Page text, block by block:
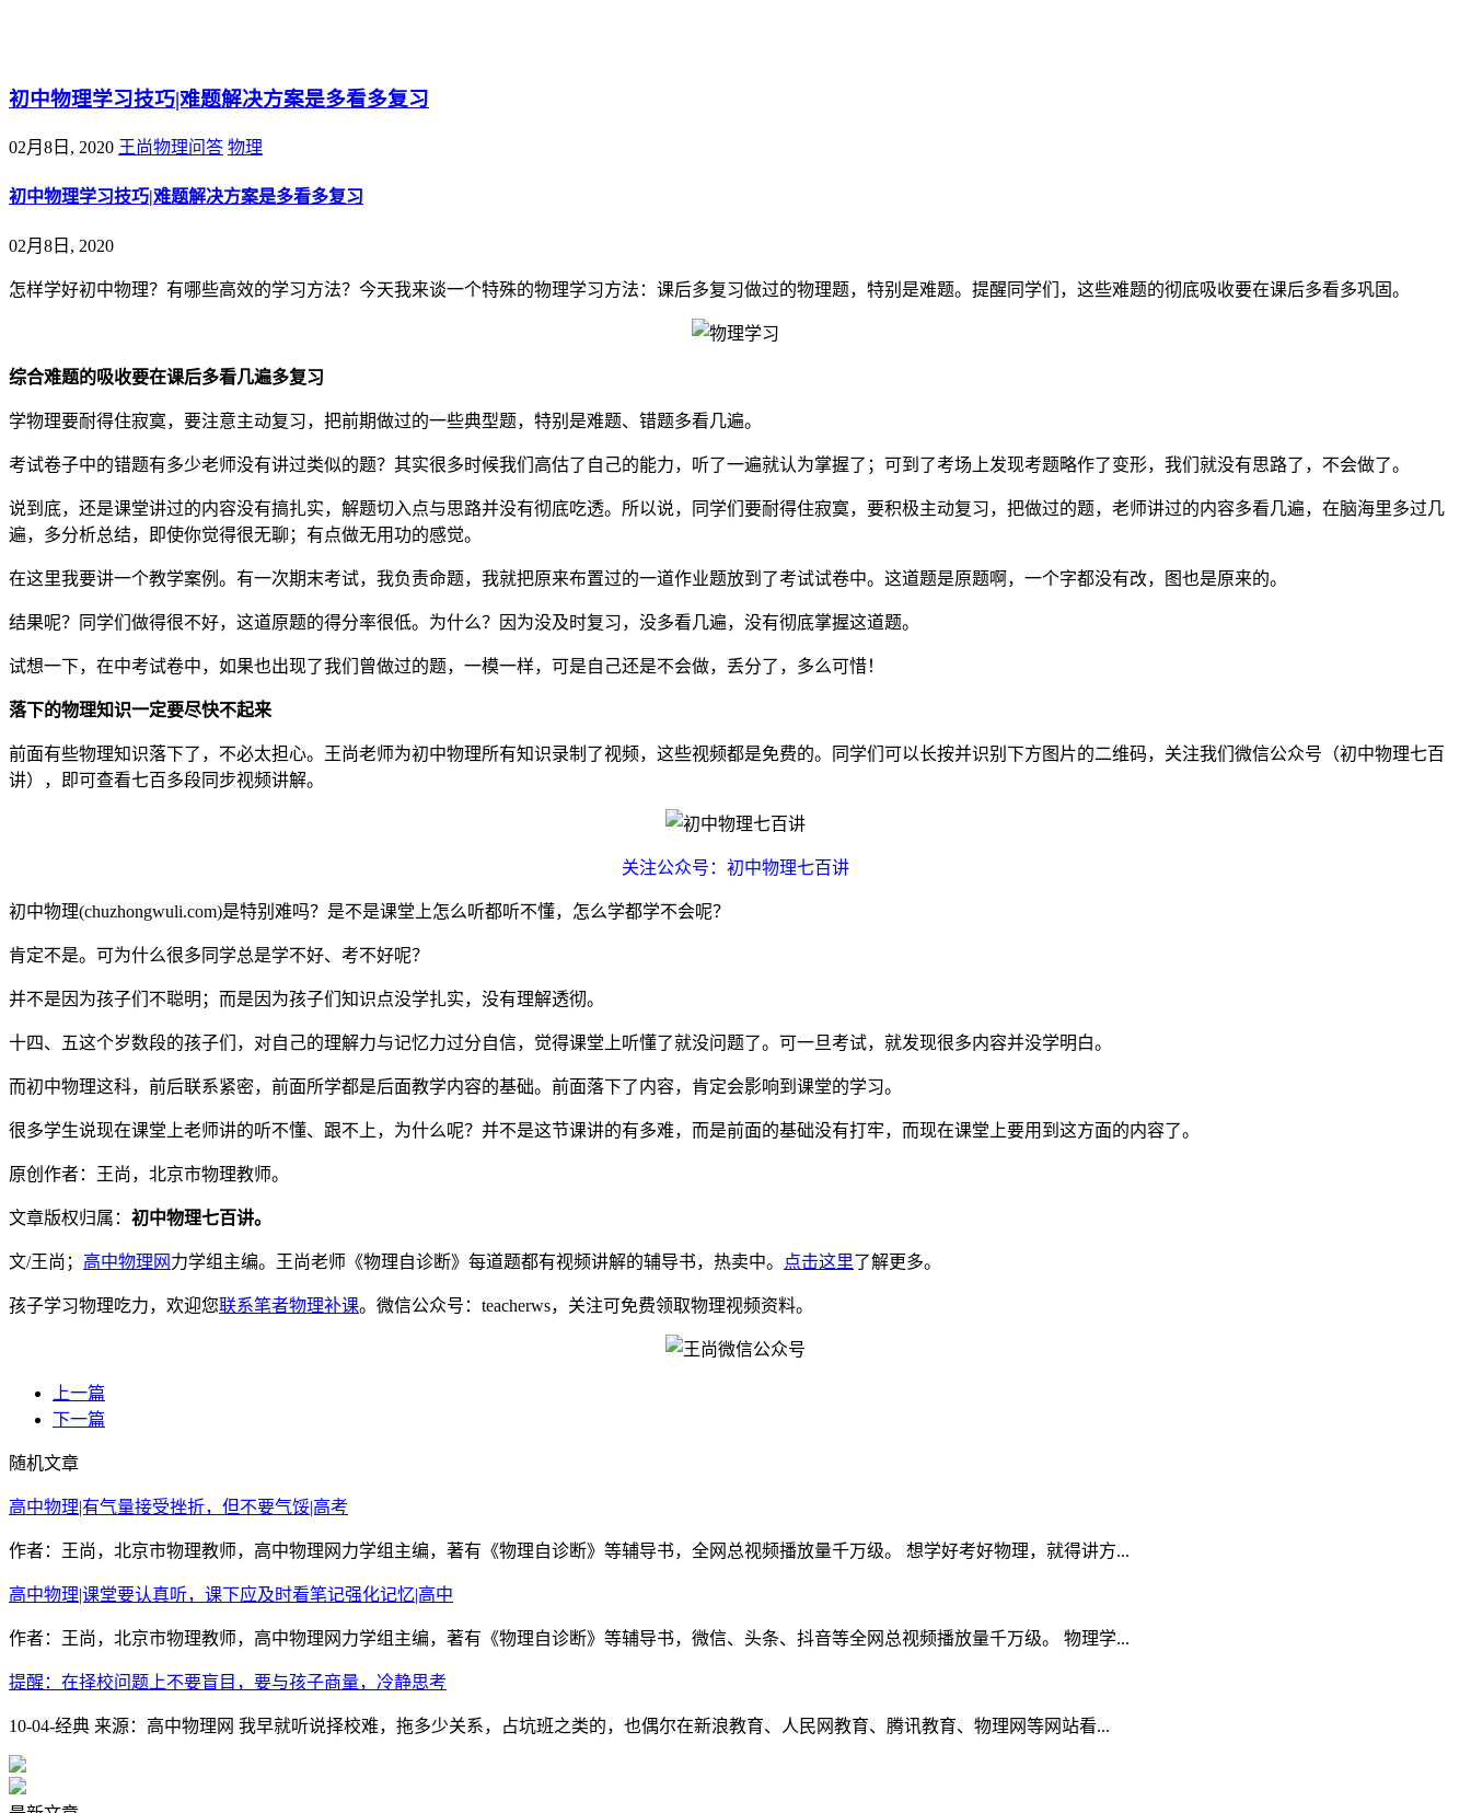
初中物理学习技巧|难题解决方案是多看多复习
02月8日, 2020 王尚物理问答 物理
初中物理学习技巧|难题解决方案是多看多复习
02月8日, 2020
怎样学好初中物理？有哪些高效的学习方法？今天我来谈一个特殊的物理学习方法：课后多复习做过的物理题，特别是难题。提醒同学们，这些难题的彻底吸收要在课后多看多巩固。
综合难题的吸收要在课后多看几遍多复习
学物理要耐得住寂寞，要注意主动复习，把前期做过的一些典型题，特别是难题、错题多看几遍。
考试卷子中的错题有多少老师没有讲过类似的题？其实很多时候我们高估了自己的能力，听了一遍就认为掌握了；可到了考场上发现考题略作了变形，我们就没有思路了，不会做了。
说到底，还是课堂讲过的内容没有搞扎实，解题切入点与思路并没有彻底吃透。所以说，同学们要耐得住寂寞，要积极主动复习，把做过的题，老师讲过的内容多看几遍，在脑海里多过几
遍，多分析总结，即使你觉得很无聊；有点做无用功的感觉。
在这里我要讲一个教学案例。有一次期末考试，我负责命题，我就把原来布置过的一道作业题放到了考试试卷中。这道题是原题啊，一个字都没有改，图也是原来的。
结果呢？同学们做得很不好，这道原题的得分率很低。为什么？因为没及时复习，没多看几遍，没有彻底掌握这道题。
试想一下，在中考试卷中，如果也出现了我们曾做过的题，一模一样，可是自己还是不会做，丢分了，多么可惜！
落下的物理知识一定要尽快不起来
前面有些物理知识落下了，不必太担心。王尚老师为初中物理所有知识录制了视频，这些视频都是免费的。同学们可以长按并识别下方图片的二维码，关注我们微信公众号（初中物理七百
讲），即可查看七百多段同步视频讲解。
关注公众号：初中物理七百讲
初中物理(chuzhongwuli.com)是特别难吗？是不是课堂上怎么听都听不懂，怎么学都学不会呢？
肯定不是。可为什么很多同学总是学不好、考不好呢？
并不是因为孩子们不聪明；而是因为孩子们知识点没学扎实，没有理解透彻。
十四、五这个岁数段的孩子们，对自己的理解力与记忆力过分自信，觉得课堂上听懂了就没问题了。可一旦考试，就发现很多内容并没学明白。
而初中物理这科，前后联系紧密，前面所学都是后面教学内容的基础。前面落下了内容，肯定会影响到课堂的学习。
很多学生说现在课堂上老师讲的听不懂、跟不上，为什么呢？并不是这节课讲的有多难，而是前面的基础没有打牢，而现在课堂上要用到这方面的内容了。
原创作者：王尚，北京市物理教师。
文章版权归属： 初中物理七百讲。
文/王尚； 高中物理网 力学组主编。王尚老师《物理自诊断》每道题都有视频讲解的辅导书，热卖中。 点击这里了解更多。
孩子学习物理吃力，欢迎您联系笔者物理补课。微信公众号：teacherws，关注可免费领取物理视频资料。
上一篇
下一篇
随机文章
高中物理|有气量接受挫折，但不要气馁|高考
作者：王尚，北京市物理教师，高中物理网力学组主编，著有《物理自诊断》等辅导书，全网总视频播放量千万级。 想学好考好物理，就得讲方...
高中物理|课堂要认真听，课下应及时看笔记强化记忆|高中
作者：王尚，北京市物理教师，高中物理网力学组主编，著有《物理自诊断》等辅导书，微信、头条、抖音等全网总视频播放量千万级。 物理学...
提醒：在择校问题上不要盲目，要与孩子商量，冷静思考
10-04-经典 来源：高中物理网 我早就听说择校难，拖多少关系，占坑班之类的，也偶尔在新浪教育、人民网教育、腾讯教育、物理网等网站看...